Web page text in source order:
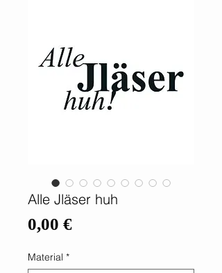
Alle Jläser huh
0,00 €Preis
Material *